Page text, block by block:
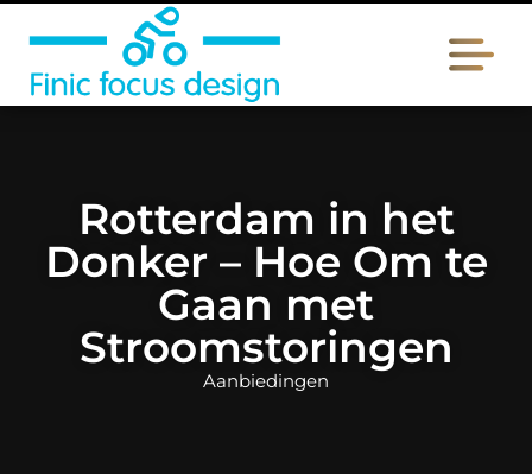
Rotterdam in het
Donker – Hoe Om te
Gaan met
Stroomstoringen
Aanbiedingen